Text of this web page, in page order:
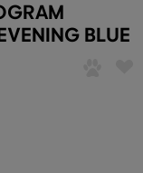
BLUE